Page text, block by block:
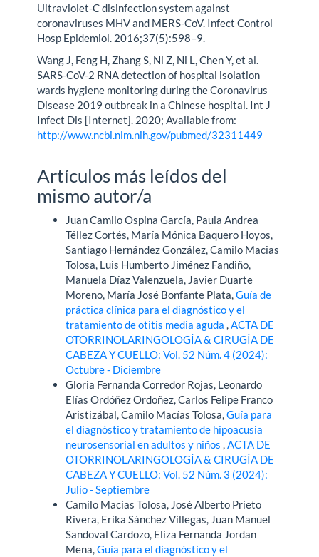
Ultraviolet-C disinfection system against
coronaviruses MHV and MERS-CoV. Infect Control
Hosp Epidemiol. 2016;37(5):598–9.
Wang J, Feng H, Zhang S, Ni Z, Ni L, Chen Y, et al.
SARS-CoV-2 RNA detection of hospital isolation
wards hygiene monitoring during the Coronavirus
Disease 2019 outbreak in a Chinese hospital. Int J
Infect Dis [Internet]. 2020; Available from:
http://www.ncbi.nlm.nih.gov/pubmed/32311449
Artículos más leídos del
mismo autor/a
Juan Camilo Ospina García, Paula Andrea
Téllez Cortés, María Mónica Baquero Hoyos,
Santiago Hernández González, Camilo Macias
Tolosa, Luis Humberto Jiménez Fandiño,
Manuela Díaz Valenzuela, Javier Duarte
Moreno, María José Bonfante Plata,Guía de
práctica clínica para el diagnóstico y el
tratamiento de otitis media aguda,ACTA DE
OTORRINOLARINGOLOGÍA & CIRUGÍA DE
CABEZA Y CUELLO: Vol. 52 Núm. 4 (2024):
Octubre - Diciembre
Gloria Fernanda Corredor Rojas, Leonardo
Elías Ordóñez Ordoñez, Carlos Felipe Franco
Aristizábal, Camilo Macías Tolosa,Guía para
el diagnóstico y tratamiento de hipoacusia
neurosensorial en adultos y niños,ACTA DE
OTORRINOLARINGOLOGÍA & CIRUGÍA DE
CABEZA Y CUELLO: Vol. 52 Núm. 3 (2024):
Julio - Septiembre
Camilo Macías Tolosa, José Alberto Prieto
Rivera, Erika Sánchez Villegas, Juan Manuel
Sandoval Cardozo, Eliza Fernanda Jordan
Mena,Guía para el diagnóstico y el